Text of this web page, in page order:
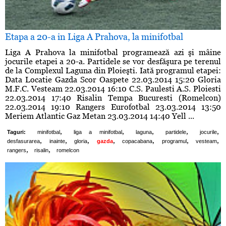
Etapa a 20-a in Liga A Prahova, la minifotbal
Liga A Prahova la minifotbal programează azi şi mâine
jocurile etapei a 20-a. Partidele se vor desfăşura pe terenul
de la Complexul Laguna din Ploieşti. Iată programul etapei:
Data Locatie Gazda Scor Oaspete 22.03.2014 15:20 Gloria
M.F.C. Vesteam 22.03.2014 16:10 C.S. Paulesti A.S. Ploiesti
22.03.2014 17:40 Risalin Tempa Bucuresti (Romelcon)
22.03.2014 19:10 Rangers Eurofotbal 23.03.2014 13:50
Meriem Atlantic Gaz Metan 23.03.2014 14:40 Yell ...
Taguri: minifotbal, liga a minifotbal, laguna, partidele, jocurile,
desfasurarea, inainte, gloria, gazda, copacabana, programul, vesteam,
rangers, risalin, romelcon